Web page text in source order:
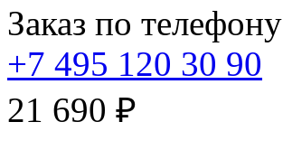
Заказ по телефону
+7 495 120 30 90
21 690 ₽